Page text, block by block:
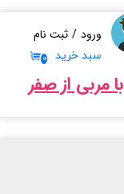
ورود / ثبت نام
۰ سبد خرید